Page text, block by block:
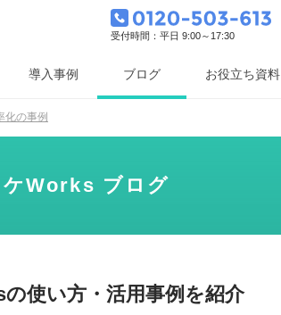
受付時間：平日 9:00～17:30
導入事例 ブログ お役立ち資料
化の事例
ケWorks ブログ
使い方・活用事例を紹介